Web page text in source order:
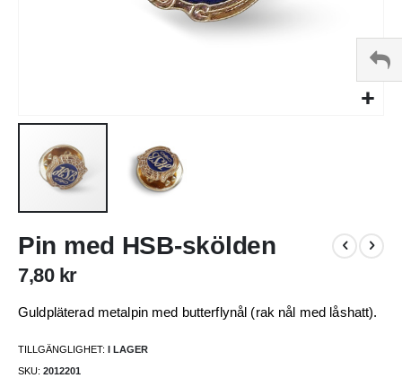
till
av
Pin med HSB-skölden
7,80 kr
Guldpläterad metalpin med butterflynål (rak nål med låshatt).
TILLGÄNGLIGHET: I LAGER
SKU 2012201